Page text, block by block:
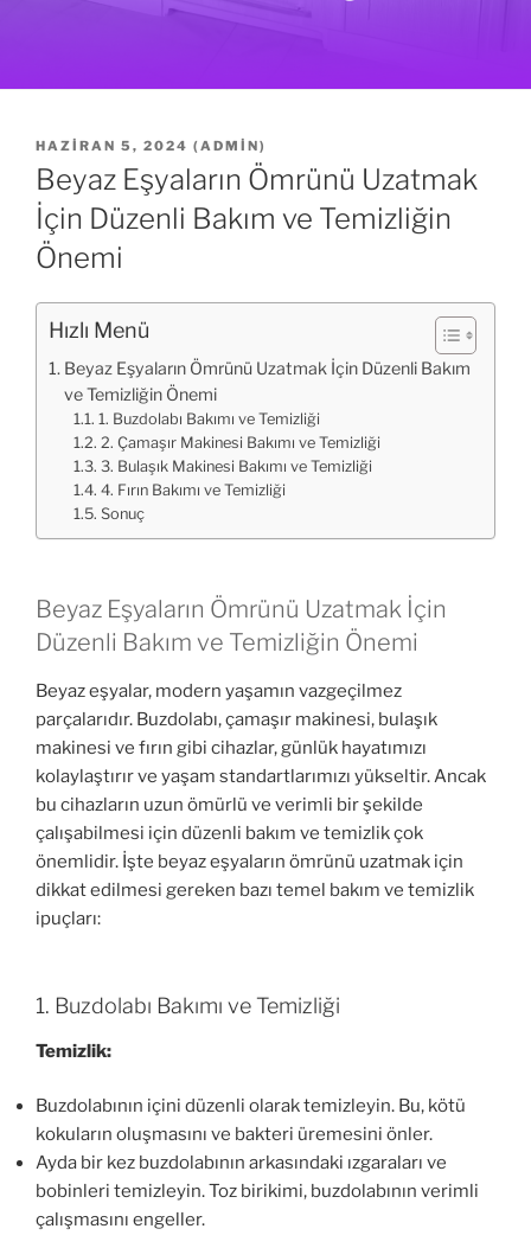
YAYIM
TARIHI
HAZIRAN 5, 2024 ( ADMIN)
Beyaz Eşyaların Ömrünü Uzatmak
İçin Düzenli Bakım ve Temizliğin
Önemi
Hızlı Menü
Beyaz Eşyaların Ömrünü Uzatmak İçin Düzenli Bakım
ve Temizliğin Önemi
1. Buzdolabı Bakımı ve Temizliği
2. Çamaşır Makinesi Bakımı ve Temizliği
3. Bulaşık Makinesi Bakımı ve Temizliği
4. Fırın Bakımı ve Temizliği
Sonuç
Beyaz Eşyaların Ömrünü Uzatmak İçin
Düzenli Bakım ve Temizliğin Önemi
Beyaz eşyalar, modern yaşamın vazgeçilmez
parçalarıdır. Buzdolabı, çamaşır makinesi, bulaşık
makinesi ve fırın gibi cihazlar, günlük hayatımızı
kolaylaştırır ve yaşam standartlarımızı yükseltir. Ancak
bu cihazların uzun ömürlü ve verimli bir şekilde
çalışabilmesi için düzenli bakım ve temizlik çok
önemlidir. İşte beyaz eşyaların ömrünü uzatmak için
dikkat edilmesi gereken bazı temel bakım ve temizlik
ipuçları:
1. Buzdolabı Bakımı ve Temizliği
Temizlik:
Buzdolabının içini düzenli olarak temizleyin. Bu, kötü
kokuların oluşmasını ve bakteri üremesini önler.
Ayda bir kez buzdolabının arkasındaki ızgaraları ve
bobinleri temizleyin. Toz birikimi, buzdolabının verimli
çalışmasını engeller.